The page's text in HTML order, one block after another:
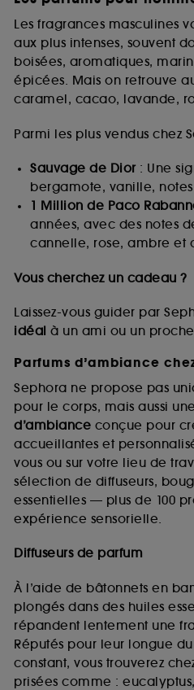
Les fragrances masculines
aux plus intenses, souvent
boisées, aromatiques,
épicées. Mais on retrouve
caramel, cacao, lavande,
Parmi les plus vendus chez
Sauvage de Dior: Une
bergamote, vanille,
1 Million de Paco
années, avec des notes
cannelle, rose, ambre et
Vous cherchez un cadeau ?
Laissez-vous guider par
idéal à un ami ou un
Parfums d’ambiance
Sephora ne propose pas
pour le corps, mais aussi une
d’ambiance conçue pour
accueillantes et
vous ou sur votre lieu de
sélection de diffuseurs,
essentielles — plus de 100
expérience sensorielle.
Diffuseurs de parfum
À l’aide de bâtonnets en
plongés dans des huiles
répandent lentement une
Réputés pour leur longue
constant, vous trouverez
prisées comme :